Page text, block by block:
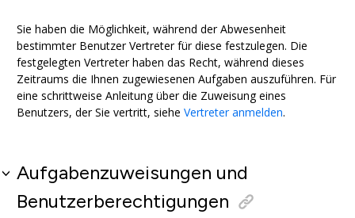
Sie haben die Möglichkeit, während der Abwesenheit
bestimmter Benutzer Vertreter für diese festzulegen. Die
festgelegten Vertreter haben das Recht, während dieses
Zeitraums die Ihnen zugewiesenen Aufgaben auszuführen. Für
eine schrittweise Anleitung über die Zuweisung eines
Benutzers, der Sie vertritt, siehe Vertreter anmelden.
Aufgabenzuweisungen und
Benutzerberechtigungen